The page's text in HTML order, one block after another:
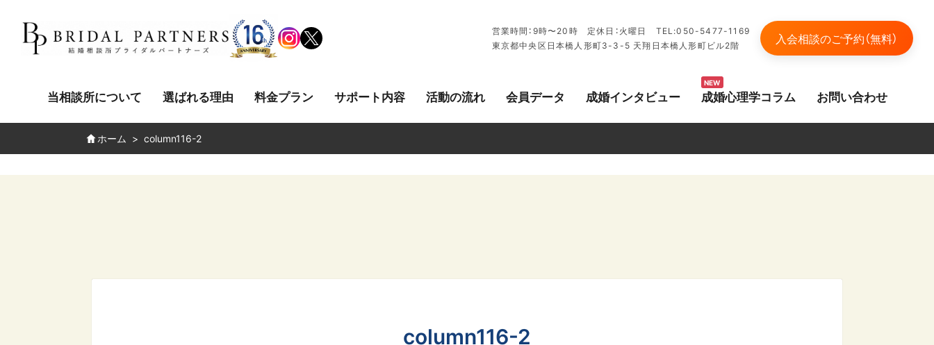
営業時間：9時〜20時 定休日：火曜日 TEL:050-5477-1169
東京都中央区日本橋人形町3-3-5 天翔日本橋人形町ビル2階
入会相談のご予約（無料）
当相談所について 選ばれる理由 料金プラン サポート内容 活動の流れ 会員データ 成婚インタビュー 成婚心理学コラム
NEW
お問い合わせ
ホーム column116-2
column116-2